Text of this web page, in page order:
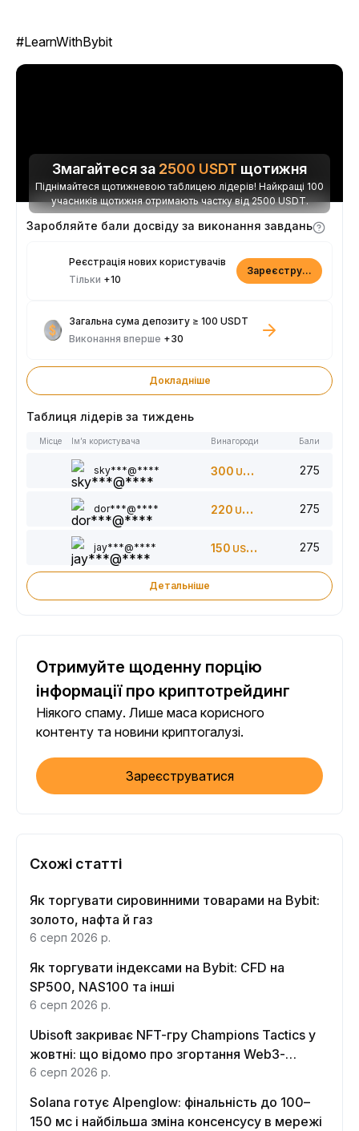
#LearnWithBybit
Змагайтеся за 2500 USDT щотижня
Піднімайтеся щотижневою таблицею лідерів! Найкращі 100
учасників щотижня отримають частку від 2500 USDT.
Заробляйте бали досвіду за виконання завдань
Реєстрація нових користувачів
Тільки +10
Зареєструватися
Загальна сума депозиту ≥ 100 USDT
Виконання вперше +30
Докладніше
Таблиця лідерів за тиждень
Місце Ім’я користувача Винагороди Бали
sky***@**** 300 USDT 275
dor***@**** 220 USDT 275
jay***@**** 150 USDT 275
Детальніше
Отримуйте щоденну порцію
інформації про криптотрейдинг
Ніякого спаму. Лише маса корисного
контенту та новини криптогалузі.
Зареєструватися
Схожі статті
Як торгувати сировинними товарами на Bybit:
золото, нафта й газ
6 серп 2026 р.
Як торгувати індексами на Bybit: CFD на
SP500, NAS100 та інші
6 серп 2026 р.
Ubisoft закриває NFT-гру Champions Tactics у
жовтні: що відомо про згортання Web3-
функцій
6 серп 2026 р.
Solana готує Alpenglow: фінальність до 100–
150 мс і найбільша зміна консенсусу в мережі